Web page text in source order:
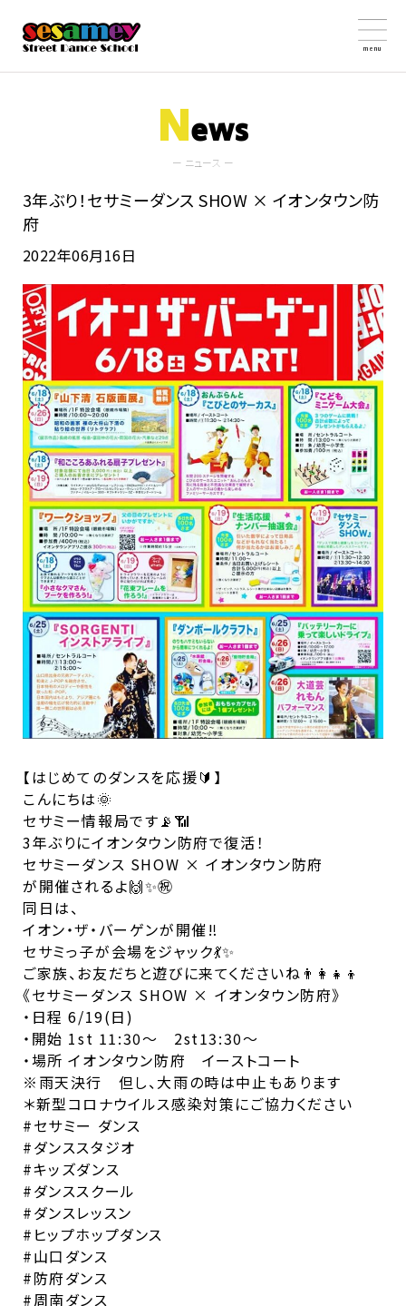
menu
News
ー ニュース ー
3年ぶり！セサミーダンス SHOW × イオンタウン防
府
2022年06月16日
【はじめてのダンスを応援🔰】
こんにちは🌞
セサミー情報局です📡📶
3年ぶりにイオンタウン防府で復活！
セサミーダンス SHOW × イオンタウン防府
が開催されるよ🙌✨㊗️
同日は、
イオン・ザ・バーゲンが開催‼️
セサミっ子が会場をジャック💃✨
ご家族、お友だちと遊びに来てくださいね👨‍👩‍👧‍👦
《セサミーダンス SHOW × イオンタウン防府》
・日程 6/19(日)
・開始 1st 11:30〜 2st13:30〜
・場所 イオンタウン防府 イーストコート
※雨天決行 但し、大雨の時は中止もあります
＊新型コロナウイルス感染対策にご協力ください
#セサミー ダンス
#ダンススタジオ
#キッズダンス
#ダンススクール
#ダンスレッスン
#ヒップホップダンス
#山口ダンス
#防府ダンス
#周南ダンス